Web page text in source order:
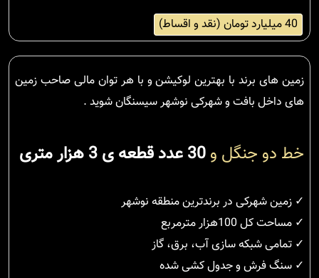
40 میلیارد تومان (نقد و اقساط)
زمین های برند با بهترین لوکیشن و با هر توان مالی صاحب زمین
های داخل بافت و شهرکی نوشهر سیسنگان شوید .
خط دو جنگل و30 عدد قطعه ی 3 هزار متری
✓ زمین شهرکی در برندترین منطقه نوشهر
✓ مساحت کل 100هزار مترمربع
✓ تمامی شبکه سازی آب، برق، گاز
✓ سنگ فرش و جدول کشی شده